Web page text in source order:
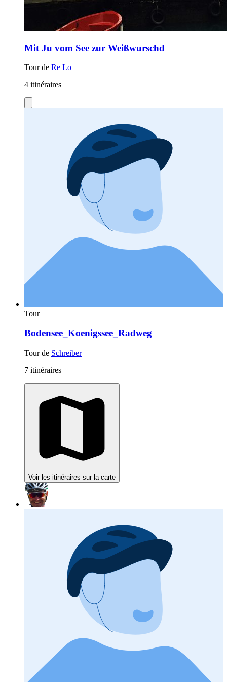
Mit Ju vom See zur Weißwurschd
Tour de Re Lo
4 itinéraires
Tour
Bodensee_Koenigssee_Radweg
Tour de Schreiber
7 itinéraires
Voir les itinéraires sur la carte